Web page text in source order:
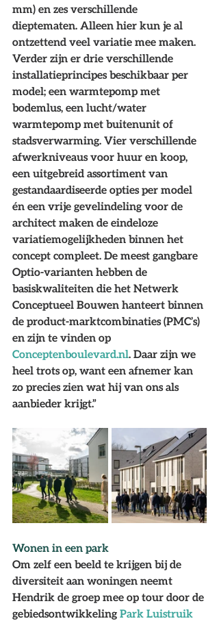
mm) en zes verschillende
dieptematen. Alleen hier kun je al
ontzettend veel variatie mee maken.
Verder zijn er drie verschillende
installatieprincipes beschikbaar per
model; een warmtepomp met
bodemlus, een lucht/water
warmtepomp met buitenunit of
stadsverwarming. Vier verschillende
afwerkniveaus voor huur en koop,
een uitgebreid assortiment van
gestandaardiseerde opties per model
én een vrije gevelindeling voor de
architect maken de eindeloze
variatiemogelijkheden binnen het
concept compleet. De meest gangbare
Optio-varianten hebben de
basiskwaliteiten die het Netwerk
Conceptueel Bouwen hanteert binnen
de product-marktcombinaties (PMC’s)
en zijn te vinden op
Conceptenboulevard.nl. Daar zijn we
heel trots op, want een afnemer kan
zo precies zien wat hij van ons als
aanbieder krijgt.”
Wonen in een park
Om zelf een beeld te krijgen bij de
diversiteit aan woningen neemt
Hendrik de groep mee op tour door de
gebiedsontwikkeling Park Luistruik